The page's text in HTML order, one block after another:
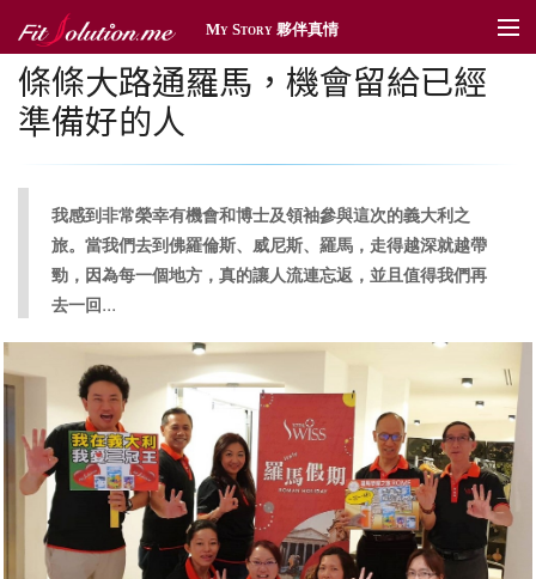
My Story 夥伴真情
夥伴真情
傳情遞愛
體育贊助
社區深耕
獎勵旅遊
新聞管理
條條大路通羅馬，機會留給已經
準備好的人
我感到非常榮幸有機會和博士及領袖參與這次的義大利之
旅。當我們去到佛羅倫斯、威尼斯、羅馬，走得越深就越帶
勁，因為每一個地方，真的讓人流連忘返，並且值得我們再
去一回...